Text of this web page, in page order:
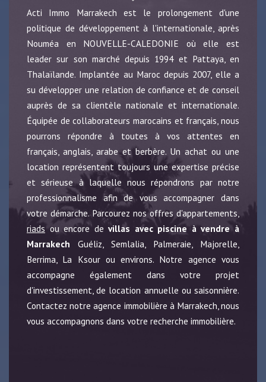
Acti Immo Marrakech est le prolongement d'une
politique de développement à l'internationale, après
Nouméa en NOUVELLE-CALEDONIE où elle est
leader sur son marché depuis 1994 et Pattaya, en
Thalaïlande. Implantée au Maroc depuis 2007, elle a
su développer une relation de confiance et de conseil
auprès de sa clientèle nationale et internationale.
Équipée de collaborateurs marocains et français, nous
pourrons répondre à toutes à vos attentes en
français, anglais, arabe et berbère. Un achat ou une
location représentent toujours une expertise précise
et sérieuse à laquelle nous répondrons par notre
professionnalisme afin de vous accompagner dans
votre démarche. Parcourez nos offres d'appartements,
riads ou encore devillas avec piscine à vendre à
Marrakech Guéliz, Semlalia, Palmeraie, Majorelle,
Berrima, La Ksour ou environs. Notre agence vous
accompagne également dans votre projet
d'investissement, de location annuelle ou saisonnière.
Contactez notre agence immobilière à Marrakech, nous
vous accompagnons dans votre recherche immobilière.